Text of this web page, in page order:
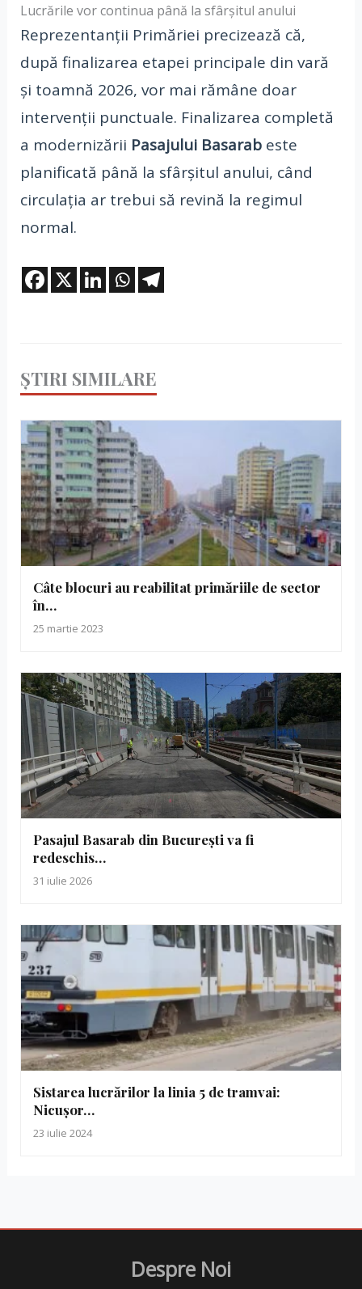
Lucrările vor continua până la sfârșitul anului
Reprezentanții Primăriei precizează că,
după finalizarea etapei principale din vară
și toamnă 2026, vor mai rămâne doar
intervenții punctuale. Finalizarea completă
a modernizării Pasajului Basarabeste
planificată până la sfârșitul anului, când
circulația ar trebui să revină la regimul
normal.
ȘTIRI SIMILARE
Câte blocuri au reabilitat primăriile de sector
în…
25 martie 2023
Pasajul Basarab din București va fi
redeschis…
31 iulie 2026
Sistarea lucrărilor la linia 5 de tramvai:
Nicușor…
23 iulie 2024
Despre Noi